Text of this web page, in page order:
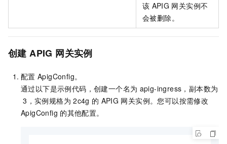
该 APIG 网关实例不
会被删除。
创建 APIG 网关实例
配置 ApigConfig。
通过以下是示例代码，创建一个名为 apig-ingress，副本数为
3，实例规格为 2c4g 的 APIG 网关实例。您可以按需修改
ApigConfig 的其他配置。